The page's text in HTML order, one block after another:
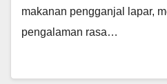
makanan pengganjal lapar,
pengalaman rasa…